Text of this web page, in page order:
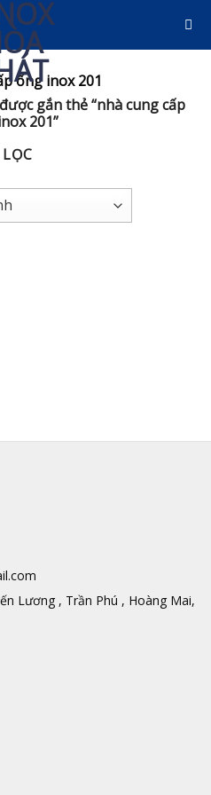
ống inox 201
gắn thẻ “nhà cung cấp
201”
LỌC
Lương , Trần Phú , Hoàng Mai,